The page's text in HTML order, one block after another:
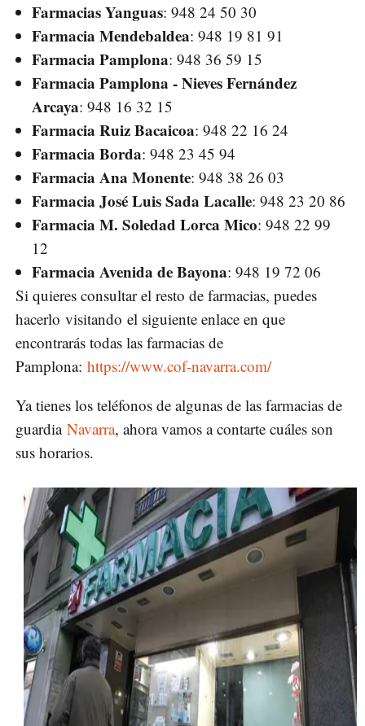
Farmacias Yanguas: 948 24 50 30
Farmacia Mendebaldea: 948 19 81 91
Farmacia Pamplona: 948 36 59 15
Farmacia Pamplona - Nieves Fernández
Arcaya: 948 16 32 15
Farmacia Ruiz Bacaicoa: 948 22 16 24
Farmacia Borda: 948 23 45 94
Farmacia Ana Monente: 948 38 26 03
Farmacia José Luis Sada Lacalle: 948 23 20 86
Farmacia M. Soledad Lorca Mico: 948 22 99
12
Farmacia Avenida de Bayona: 948 19 72 06
Si quieres consultar el resto de farmacias, puedes
hacerlo visitando el siguiente enlace en que
encontrarás todas las farmacias de
Pamplona: https://www.cof-navarra.com/
Ya tienes los teléfonos de algunas de las farmacias de
guardia Navarra, ahora vamos a contarte cuáles son
sus horarios.